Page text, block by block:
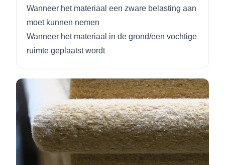
Wanneer het materiaal een zware belasting aan
moet kunnen nemen
Wanneer het materiaal in de grond/een vochtige
ruimte geplaatst wordt